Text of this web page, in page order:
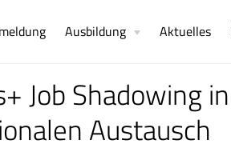
Ausbildung Aktuelles
Job Shadowing
Austausch